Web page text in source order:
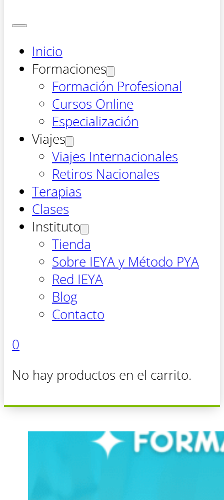
Inicio
Formaciones
Formación Profesional
Cursos Online
Especialización
Viajes
Viajes Internacionales
Retiros Nacionales
Terapias
Clases
Instituto
Tienda
Sobre IEYA y Método PYA
Red IEYA
Blog
Contacto
0
No hay productos en el carrito.